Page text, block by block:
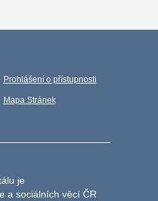
Prohlášení o přístupnosti
Mapa Stránek
je
a sociálních věcí ČR